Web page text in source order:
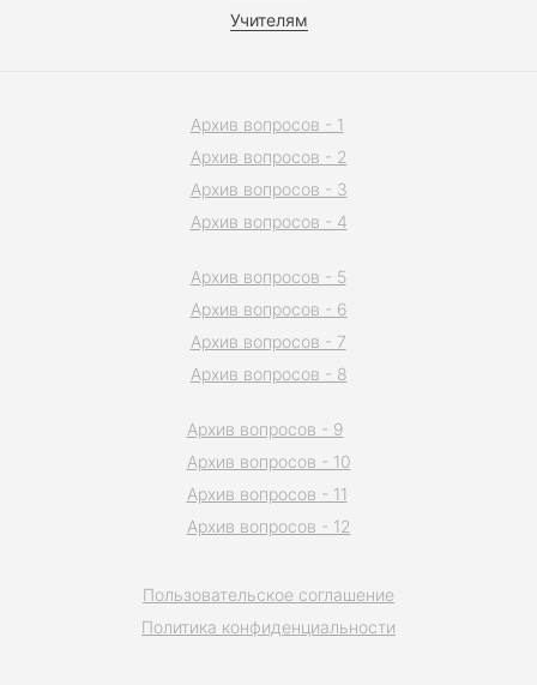
Учителям
Пользовательское соглашение
Политика конфиденциальности
Архив вопросов - 1
Архив вопросов - 2
Архив вопросов - 3
Архив вопросов - 4
Архив вопросов - 5
Архив вопросов - 6
Архив вопросов - 7
Архив вопросов - 8
Архив вопросов - 9
Архив вопросов - 10
Архив вопросов - 11
Архив вопросов - 12